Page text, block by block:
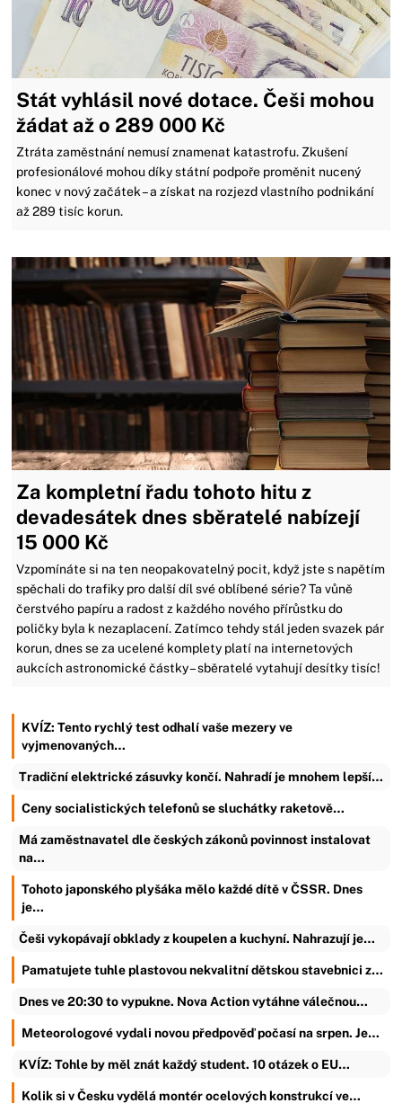
Stát vyhlásil nové dotace. Češi mohou
žádat až o 289 000 Kč
Ztráta zaměstnání nemusí znamenat katastrofu. Zkušení
profesionálové mohou díky státní podpoře proměnit nucený
konec v nový začátek – a získat na rozjezd vlastního podnikání
až 289 tisíc korun.
Za kompletní řadu tohoto hitu z
devadesátek dnes sběratelé nabízejí
15 000 Kč
Vzpomínáte si na ten neopakovatelný pocit, když jste s napětím
spěchali do trafiky pro další díl své oblíbené série? Ta vůně
čerstvého papíru a radost z každého nového přírůstku do
poličky byla k nezaplacení. Zatímco tehdy stál jeden svazek pár
korun, dnes se za ucelené komplety platí na internetových
aukcích astronomické částky – sběratelé vytahují desítky tisíc!
KVÍZ: Tento rychlý test odhalí vaše mezery ve
vyjmenovaných…
Tradiční elektrické zásuvky končí. Nahradí je mnohem lepší…
Ceny socialistických telefonů se sluchátky raketově…
Má zaměstnavatel dle českých zákonů povinnost instalovat
na…
Tohoto japonského plyšáka mělo každé dítě v ČSSR. Dnes
je…
Češi vykopávají obklady z koupelen a kuchyní. Nahrazují je…
Pamatujete tuhle plastovou nekvalitní dětskou stavebnici z…
Dnes ve 20:30 to vypukne. Nova Action vytáhne válečnou…
Meteorologové vydali novou předpověď počasí na srpen. Je…
KVÍZ: Tohle by měl znát každý student. 10 otázek o EU…
Kolik si v Česku vydělá montér ocelových konstrukcí ve…